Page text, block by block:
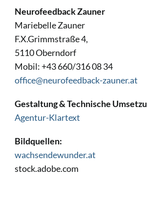
Wie funktioniert
Training?
Über mich
Unser Folder als
Neurofeedback Zauner
Mariebelle Zauner
F.X.Grimmstraße 4,
5110 Oberndorf
Mobil: +43 660/316 08 34
office@neurofeedback-zauner.at
Gestaltung & Technische
Agentur-Klartext
Bildquellen:
wachsendewunder.at
stock.adobe.com